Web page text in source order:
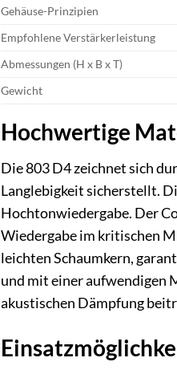
Gehäuse-Prinzipien
Empfohlene Verstärkerleistung
Abmessungen (H x B x T)
Gewicht
Hochwertige
Die 803 D4 zeichnet sich
Langlebigkeit sicherstellt.
Hochtonwiedergabe. Der
Wiedergabe im kritischen
leichten Schaumkern,
und mit einer aufwendigen
akustischen Dämpfung